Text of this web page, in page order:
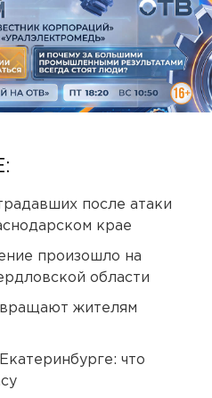
после атаки
крае
произошло на
области
жителям
что